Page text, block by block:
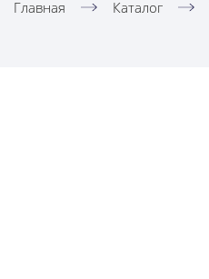
Главная Каталог